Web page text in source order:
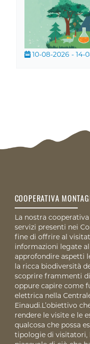
10-08-2026 - 14-
COOPERATIVA
La nostra
servizi presenti nei
fine di offrire al
informazioni legate
approfondire aspetti
la ricca biodiversità
scoprire frammenti
oppure capire come
elettrica nella
Einaudi.L’obiettivo
rendere le visite e le
qualcosa che possa
tipologie di visitatori,